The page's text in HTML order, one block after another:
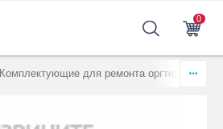
0
Комплектующие для ремонта оргтехники